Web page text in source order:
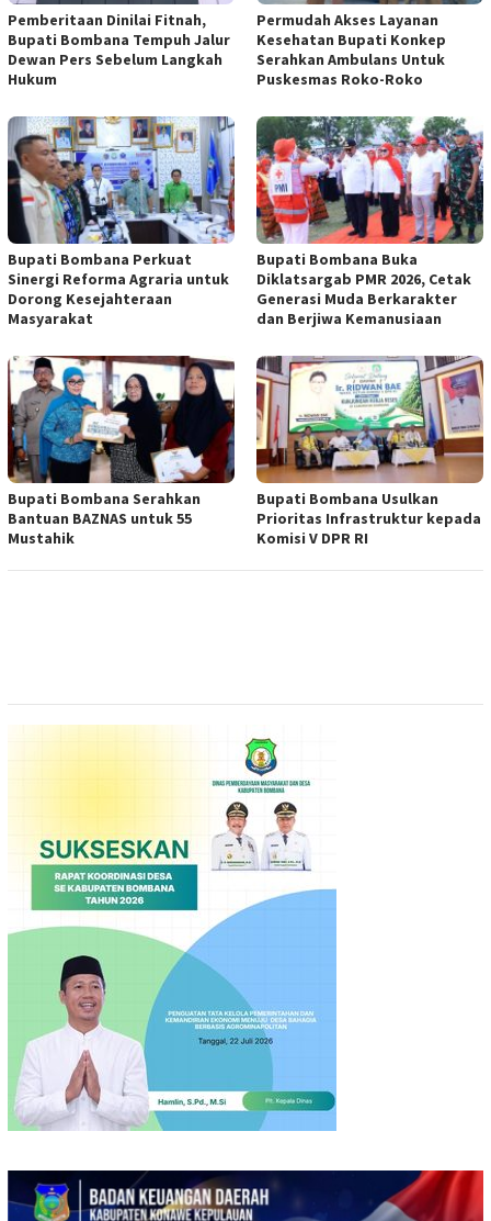
Pemberitaan Dinilai Fitnah,
Bupati Bombana Tempuh Jalur
Dewan Pers Sebelum Langkah
Hukum
Permudah Akses Layanan
Kesehatan Bupati Konkep
Serahkan Ambulans Untuk
Puskesmas Roko-Roko
Bupati Bombana Perkuat
Sinergi Reforma Agraria untuk
Dorong Kesejahteraan
Masyarakat
Bupati Bombana Buka
Diklatsargab PMR 2026, Cetak
Generasi Muda Berkarakter
dan Berjiwa Kemanusiaan
Bupati Bombana Serahkan
Bantuan BAZNAS untuk 55
Mustahik
Bupati Bombana Usulkan
Prioritas Infrastruktur kepada
Komisi V DPR RI